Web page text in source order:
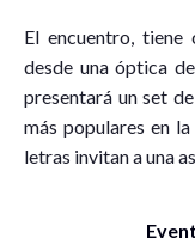
El encuentro,
desde una óptica
presentará un set
más populares en
letras invitan a una